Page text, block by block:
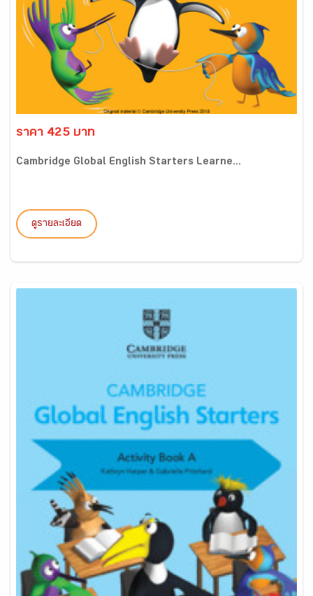
ราคา 425 บาท
Cambridge Global English Starters Learne...
ดูรายละเอียด